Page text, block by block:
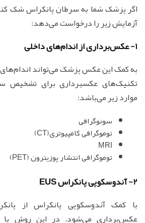
اگر پزشک شما به سرطان پانکراس شک
آزمایش زیر را درخواست می‌دهد:
1- عکس‌برداری از اندام‌های داخلی
به کمک این عکس پزشک می‌تواند
تکنیک‌های عکسبرداری برای تشخیص
موارد زیر می‌باشد:
سونوگرافی
توموگرافی کامپیوتری(CT)
MRI
توموگرافی انتشار پوزیترون (PET)
2- آندوسکوپی پانکراس EUS
با کمک آندوسکوپی پانکراس از
عکس‌برداری می‌شود. در این روش